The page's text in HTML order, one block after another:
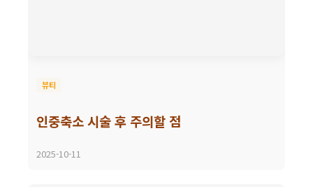
뷰티
인중축소 시술 후 주의할 점
2025-10-11